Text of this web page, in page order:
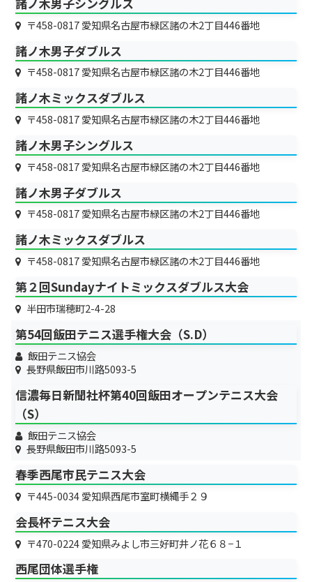
〒458-0817 愛知県名古屋市緑区諸の木2丁目446番地
諸ノ木男子ダブルス
〒458-0817 愛知県名古屋市緑区諸の木2丁目446番地
諸ノ木ミックスダブルス
〒458-0817 愛知県名古屋市緑区諸の木2丁目446番地
諸ノ木男子シングルス
〒458-0817 愛知県名古屋市緑区諸の木2丁目446番地
諸ノ木男子ダブルス
〒458-0817 愛知県名古屋市緑区諸の木2丁目446番地
諸ノ木ミックスダブルス
〒458-0817 愛知県名古屋市緑区諸の木2丁目446番地
第２回Sundayナイトミックスダブルス大会
半田市瑞穂町2-4-28
第54回飯田テニス選手権大会（S.D）
飯田テニス協会
長野県飯田市川路5093-5
信濃毎日新聞社杯第40回飯田オープンテニス大会
（S）
飯田テニス協会
長野県飯田市川路5093-5
春季西尾市民テニス大会
〒445-0034 愛知県西尾市室町横縄手２９
会長杯テニス大会
〒470-0224 愛知県みよし市三好町井ノ花６８−１
西尾団体選手権